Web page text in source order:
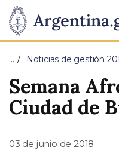
Presidencia
de
la
Nación
Pasar al contenido
… Noticias de gestión
Semana
Ciudad de
03 de junio de 2018